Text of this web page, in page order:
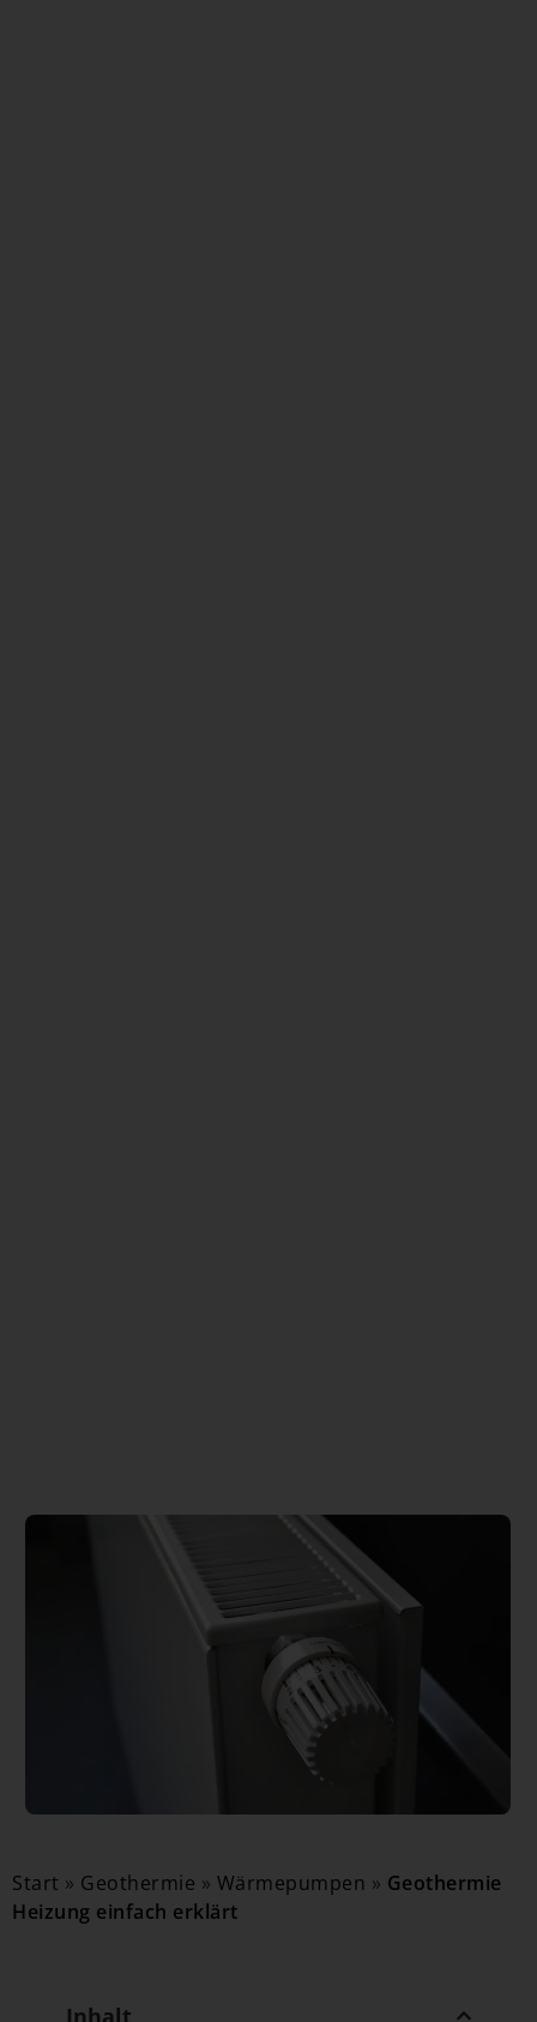
Start » Geothermie » Wärmepumpen » Geothermie
Heizung einfach erklärt
Inhalt